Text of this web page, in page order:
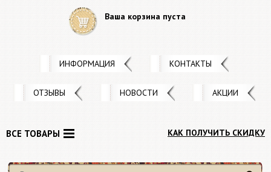
Ваша корзина пуста
ИНФОРМАЦИЯ КОНТАКТЫ
ОТЗЫВЫ НОВОСТИ АКЦИИ
КАК ПОЛУЧИТЬ СКИДКУ
ВСЕ ТОВАРЫ